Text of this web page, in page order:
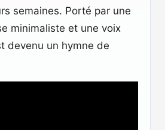
semaines. Porté par une
minimaliste et une voix
devenu un hymne de